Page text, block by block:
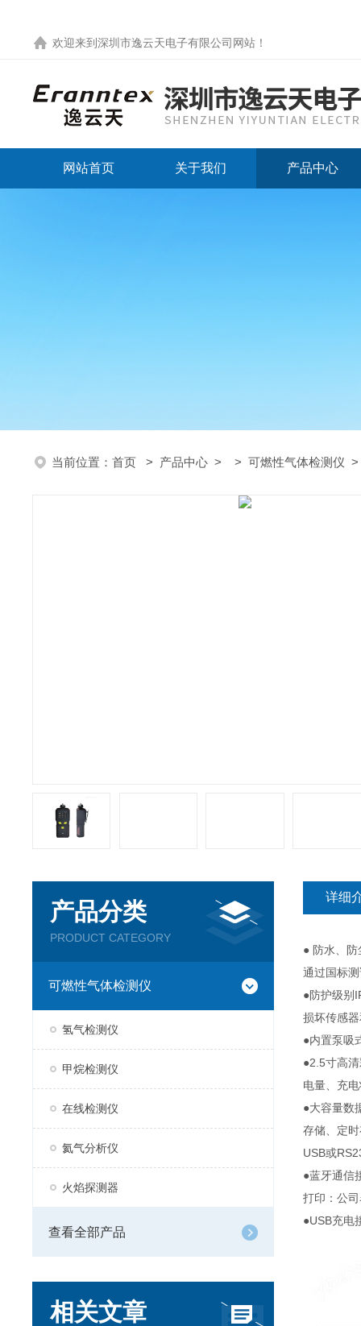
欢迎来到 深圳市逸云天电子有限公司网站 ！
网站首页 关于我们 产品中心
当前位置： 首页 > 产品中心 > > 可燃性气体检测仪 >
产品分类
PRODUCT CATEGORY
可燃性气体检测仪
氢气检测仪
甲烷检测仪
在线检测仪
氦气分析仪
火焰探测器
查看全部产品
相关文章
详细
● 防水、
通过国标
●防护级别
损坏传感
●内置泵吸
●2.5寸高
电量、充
●大容量数
存储、定
USB或
●蓝牙通信
打印：公
●USB充电